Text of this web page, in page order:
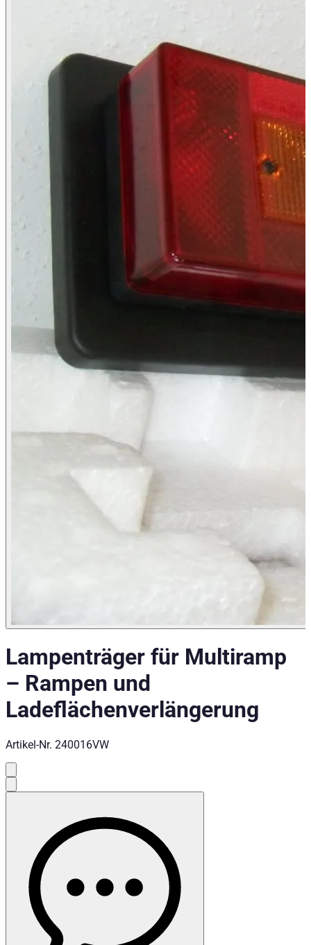
Lampenträger für Multiramp
– Rampen und
Ladeflächenverlängerung
Artikel-Nr. 240016VW